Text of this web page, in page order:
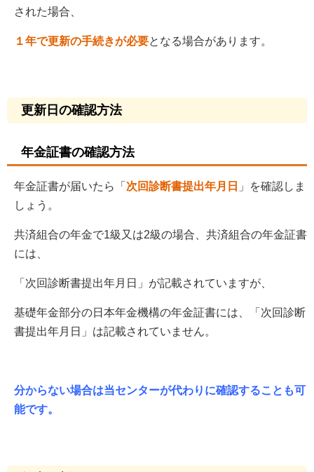
された場合、
１年で更新の手続きが必要となる場合があります。
更新日の確認方法
年金証書の確認方法
年金証書が届いたら「 次回診断書提出年月日 」を確認しま
しょう。
共済組合の年金で1級又は2級の場合、共済組合の年金証書
には、
「次回診断書提出年月日」が記載されていますが、
基礎年金部分の日本年金機構の年金証書には、「次回診断
書提出年月日」は記載されていません。
分からない場合は当センターが代わりに確認することも可
能です。